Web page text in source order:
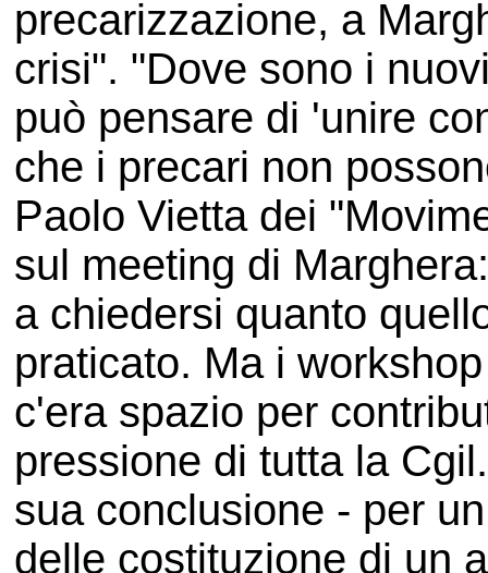
precarizzazione, a
crisi". "Dove sono i
può pensare di 'unire
che i precari non
Paolo Vietta dei
sul meeting di
a chiedersi quanto
praticato. Ma i
c'era spazio per
pressione di tutta la
sua conclusione - per
delle costituzione di un